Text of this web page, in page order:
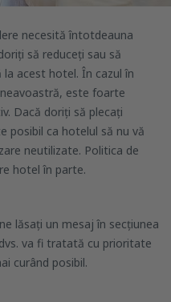
necesită întotdeauna
să reduceți sau să
acest hotel. În cazul în
este foarte
Dacă doriți să plecați
posibil ca hotelul să nu vă
neutilizate. Politica de
hotel în parte.
lăsați un mesaj în secțiunea
va fi tratată cu prioritate
curând posibil.